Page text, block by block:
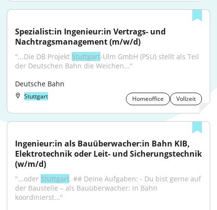
Spezialist:in Ingenieur:in Vertrags- und
Nachtragsmanagement (m/w/d)
"...Die DB Projekt Stuttgart-Ulm GmbH (PSU) stellt als Teil
der Deutschen Bahn die Weichen..."
Deutsche Bahn
Stuttgart Homeoffice Vollzeit
Ingenieur:in als Bauüberwacher:in Bahn KIB,
Elektrotechnik oder Leit- und Sicherungstechnik
(w/m/d)
"...oder Stuttgart. ## Deine Aufgaben: - Du bist gerne auf
der Baustelle – als Bauüberwacher: in Bahn
koordinierst..."